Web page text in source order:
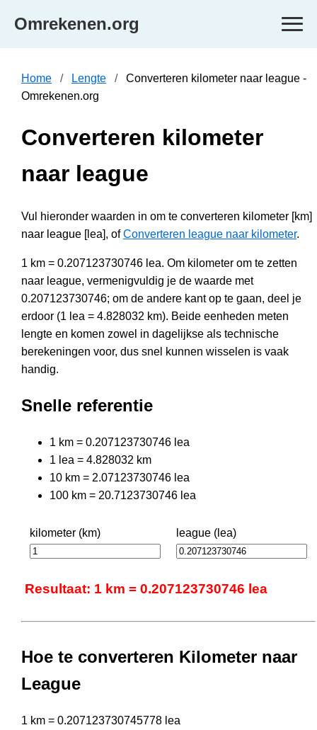
Omrekenen.org
Home Lengte
Converteren kilometer naar league -
Omrekenen.org
Converteren kilometer
naar league
Vul hieronder waarden in om te converteren kilometer [km]
naar league [lea], ofConverteren league naar kilometer.
1 km = 0.207123730746 lea. Om kilometer om te zetten
naar league, vermenigvuldig je de waarde met
0.207123730746; om de andere kant op te gaan, deel je
erdoor (1 lea = 4.828032 km). Beide eenheden meten
lengte en komen zowel in dagelijkse als technische
berekeningen voor, dus snel kunnen wisselen is vaak
handig.
Snelle referentie
1 km = 0.207123730746 lea
1 lea = 4.828032 km
10 km = 2.07123730746 lea
100 km = 20.7123730746 lea
kilometer (km) league (lea)
Resultaat: 1 km = 0.207123730746 lea
Hoe te converteren Kilometer naar
League
1 km = 0.207123730745778 lea